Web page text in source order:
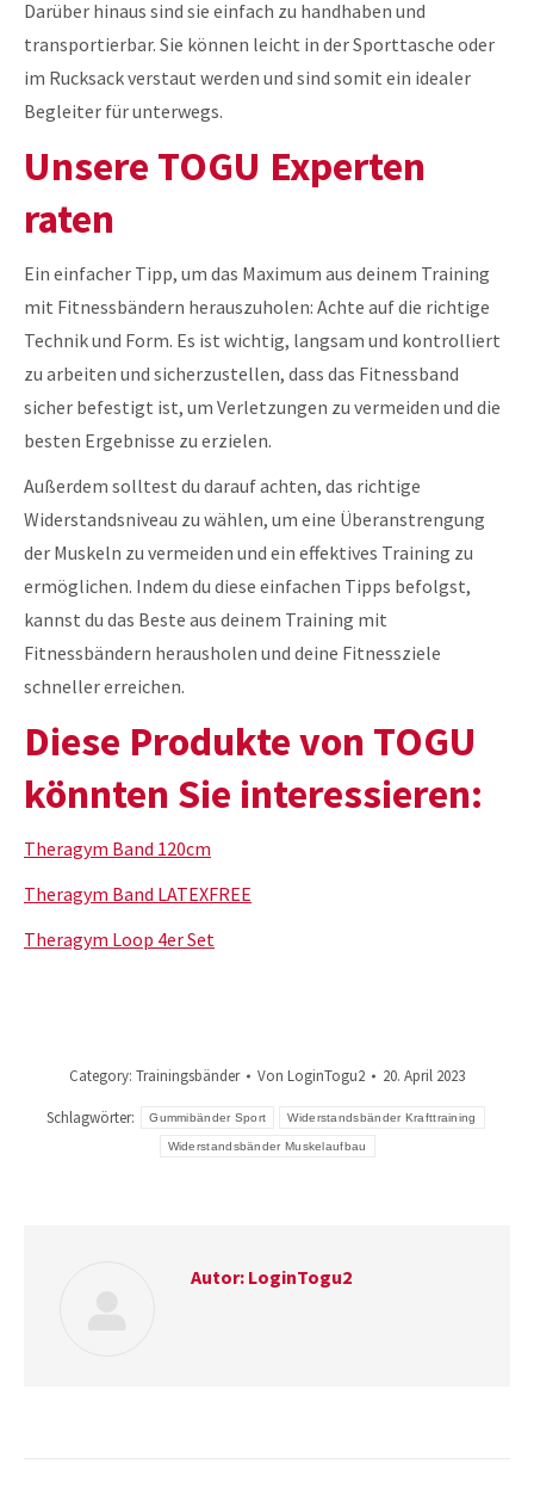
Darüber hinaus sind sie einfach zu handhaben und
transportierbar. Sie können leicht in der Sporttasche oder
im Rucksack verstaut werden und sind somit ein idealer
Begleiter für unterwegs.
Unsere TOGU Experten
raten
Ein einfacher Tipp, um das Maximum aus deinem Training
mit Fitnessbändern herauszuholen: Achte auf die richtige
Technik und Form. Es ist wichtig, langsam und kontrolliert
zu arbeiten und sicherzustellen, dass das Fitnessband
sicher befestigt ist, um Verletzungen zu vermeiden und die
besten Ergebnisse zu erzielen.
Außerdem solltest du darauf achten, das richtige
Widerstandsniveau zu wählen, um eine Überanstrengung
der Muskeln zu vermeiden und ein effektives Training zu
ermöglichen. Indem du diese einfachen Tipps befolgst,
kannst du das Beste aus deinem Training mit
Fitnessbändern herausholen und deine Fitnessziele
schneller erreichen.
Diese Produkte von TOGU
könnten Sie interessieren:
Theragym Band 120cm
Theragym Band LATEXFREE
Theragym Loop 4er Set
Category: Trainingsbänder Von LoginTogu2 20. April 2023
Schlagwörter: Gummibänder Sport Widerstandsbänder Krafttraining
Widerstandsbänder Muskelaufbau
Autor: LoginTogu2